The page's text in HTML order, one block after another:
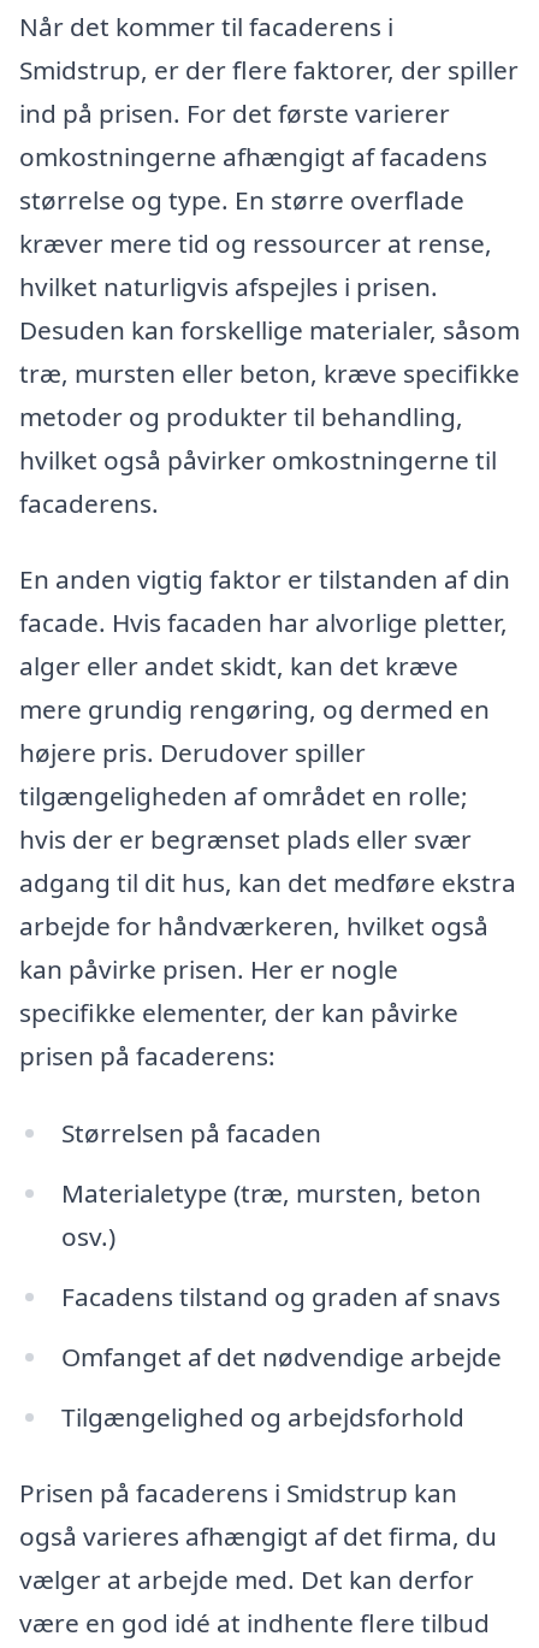
Når det kommer til facaderens i
Smidstrup, er der flere faktorer, der spiller
ind på prisen. For det første varierer
omkostningerne afhængigt af facadens
størrelse og type. En større overflade
kræver mere tid og ressourcer at rense,
hvilket naturligvis afspejles i prisen.
Desuden kan forskellige materialer, såsom
træ, mursten eller beton, kræve specifikke
metoder og produkter til behandling,
hvilket også påvirker omkostningerne til
facaderens.
En anden vigtig faktor er tilstanden af din
facade. Hvis facaden har alvorlige pletter,
alger eller andet skidt, kan det kræve
mere grundig rengøring, og dermed en
højere pris. Derudover spiller
tilgængeligheden af området en rolle;
hvis der er begrænset plads eller svær
adgang til dit hus, kan det medføre ekstra
arbejde for håndværkeren, hvilket også
kan påvirke prisen. Her er nogle
specifikke elementer, der kan påvirke
prisen på facaderens:
Størrelsen på facaden
Materialetype (træ, mursten, beton
osv.)
Facadens tilstand og graden af snavs
Omfanget af det nødvendige arbejde
Tilgængelighed og arbejdsforhold
Prisen på facaderens i Smidstrup kan
også varieres afhængigt af det firma, du
vælger at arbejde med. Det kan derfor
være en god idé at indhente flere tilbud